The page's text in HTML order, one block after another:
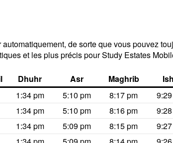
de sorte que vous pouvez
et les plus précis pour Study Estates
Dhuhr Asr Maghrib
1:34 pm 5:10 pm 8:17 pm
1:34 pm 5:10 pm 8:16 pm
1:34 pm 5:09 pm 8:15 pm